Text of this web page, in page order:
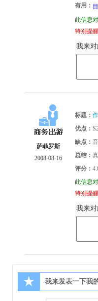
有用：
此信息
特别提
我来对
萨菲罗斯
2008-08-16
标题：
优点：
缺点：
总结：
评分：
此信息
特别提
我来对
★ 我来发表一下我